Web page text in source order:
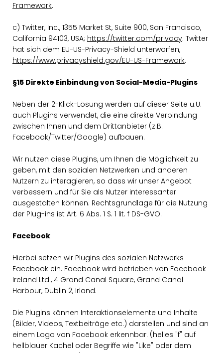
Framework.
c) Twitter, Inc., 1355 Market St, Suite 900, San Francisco,
California 94103, USA; https://twitter.com/privacy. Twitter
hat sich dem EU-US-Privacy-Shield unterworfen,
https://www.privacyshield.gov/EU-US-Framework.
§15 Direkte Einbindung von Social-Media-Plugins
Neben der 2-Klick-Lösung werden auf dieser Seite u.U.
auch Plugins verwendet, die eine direkte Verbindung
zwischen Ihnen und dem Drittanbieter (z.B.
Facebook/Twitter/Google) aufbauen.
Wir nutzen diese Plugins, um Ihnen die Möglichkeit zu
geben, mit den sozialen Netzwerken und anderen
Nutzern zu interagieren, so dass wir unser Angebot
verbessern und für Sie als Nutzer interessanter
ausgestalten können. Rechtsgrundlage für die Nutzung
der Plug-ins ist Art. 6 Abs. 1 S. 1 lit. f DS-GVO.
Facebook
Hierbei setzen wir Plugins des sozialen Netzwerks
Facebook ein. Facebook wird betrieben von Facebook
Ireland Ltd., 4 Grand Canal Square, Grand Canal
Harbour, Dublin 2, Irland.
Die Plugins können Interaktionselemente und Inhalte
(Bilder, Videos, Textbeiträge etc.) darstellen und sind an
einem Logo von Facebook erkennbar. (helles "f" auf
hellblauer Kachel oder Begriffe wie "Like" oder dem